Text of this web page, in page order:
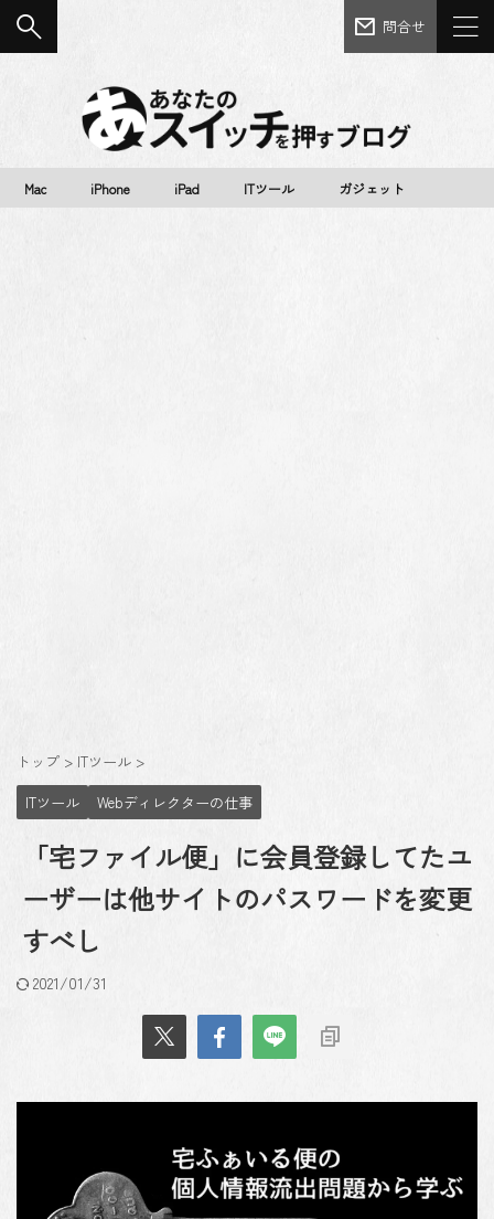
問合せ
Mac iPhone iPad ITツール ガジェット
トップ > ITツール >
ITツール
Webディレクターの仕事
「宅ファイル便」に会員登録してたユ
ーザーは他サイトのパスワードを変更
すべし
2021/01/31